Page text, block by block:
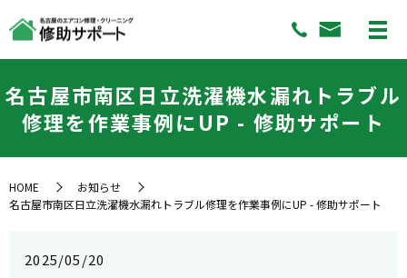
名古屋市南区日立洗濯機水漏れトラブル
修理を作業事例にUP - 修助サポート
HOME
お知らせ
名古屋市南区日立洗濯機水漏れトラブル修理を作業事例にUP - 修助サポート
2025/05/20